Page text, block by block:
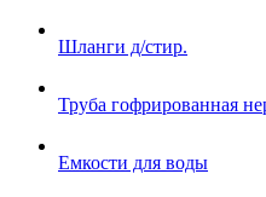
Шланги д/стир.
Труба гофрированная
Емкости для воды